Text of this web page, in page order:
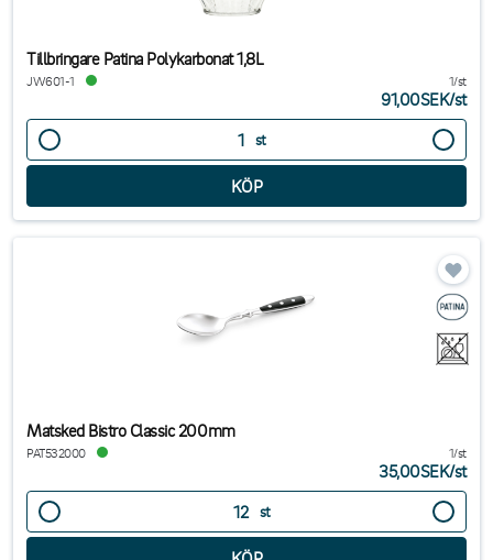
Tillbringare Patina Polykarbonat 1,8L
JW601-1 1/st
91,00SEK/st
st
Matsked Bistro Classic 200mm
PAT532000 1/st
35,00SEK/st
st